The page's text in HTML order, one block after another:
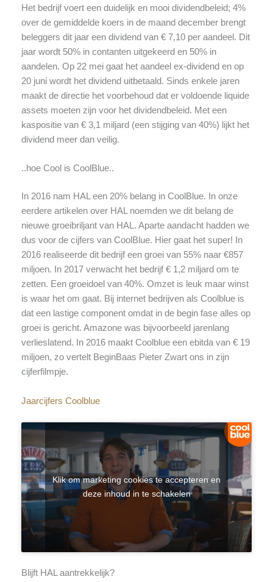
Het bedrijf voert een duidelijk en mooi dividendbeleid; 4%
over de gemiddelde koers in de maand december brengt
beleggers dit jaar een dividend van € 7,10 per aandeel. Dit
jaar wordt 50% in contanten uitgekeerd en 50% in
aandelen. Op 22 mei gaat het aandeel ex-dividend en op
20 juni wordt het dividend uitbetaald. Sinds enkele jaren
maakt de directie het voorbehoud dat er voldoende liquide
assets moeten zijn voor het dividendbeleid. Met een
kaspositie van € 3,1 miljard (een stijging van 40%) lijkt het
dividend meer dan veilig.
..hoe Cool is CoolBlue..
In 2016 nam HAL een 20% belang in CoolBlue. In onze
eerdere artikelen over HAL noemden we dit belang de
nieuwe groeibriljant van HAL. Aparte aandacht hadden we
dus voor de cijfers van CoolBlue. Hier gaat het super! In
2016 realiseerde dit bedrijf een groei van 55% naar €857
miljoen. In 2017 verwacht het bedrijf € 1,2 miljard om te
zetten. Een groeidoel van 40%. Omzet is leuk maar winst
is waar het om gaat. Bij internet bedrijven als Coolblue is
dat een lastige component omdat in de begin fase alles op
groei is gericht. Amazone was bijvoorbeeld jarenlang
verlieslatend. In 2016 maakt Coolblue een ebitda van € 19
miljoen, zo vertelt BeginBaas Pieter Zwart ons in zijn
cijferfilmpje.
Jaarcijfers Coolblue
Klik om marketing cookies te accepteren en
deze inhoud in te schakelen
Blijft HAL aantrekkelijk?